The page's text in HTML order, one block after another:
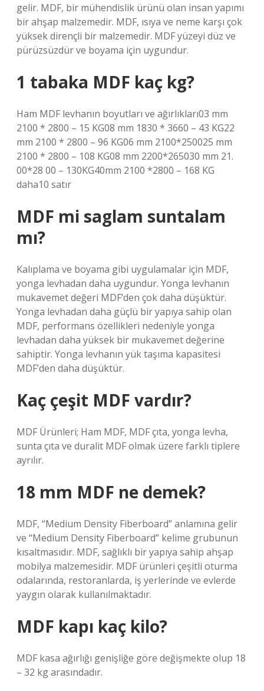
gelir. MDF, bir mühendislik ürünü olan insan yapımı
bir ahşap malzemedir. MDF, ısıya ve neme karşı çok
yüksek dirençli bir malzemedir. MDF yüzeyi düz ve
pürüzsüzdür ve boyama için uygundur.
1 tabaka MDF kaç kg?
Ham MDF levhanın boyutları ve ağırlıkları03 mm
2100 * 2800 – 15 KG08 mm 1830 * 3660 – 43 KG22
mm 2100 * 2800 – 96 KG06 mm 2100*250025 mm
2100 * 2800 – 108 KG08 mm 2200*265030 mm 21.
00*28 00 – 130KG40mm 2100 *2800 – 168 KG
daha10 satır
MDF mi saglam suntalam
mı?
Kalıplama ve boyama gibi uygulamalar için MDF,
yonga levhadan daha uygundur. Yonga levhanın
mukavemet değeri MDF’den çok daha düşüktür.
Yonga levhadan daha güçlü bir yapıya sahip olan
MDF, performans özellikleri nedeniyle yonga
levhadan daha yüksek bir mukavemet değerine
sahiptir. Yonga levhanın yük taşıma kapasitesi
MDF’den daha düşüktür.
Kaç çeşit MDF vardır?
MDF Ürünleri; Ham MDF, MDF çıta, yonga levha,
sunta çıta ve duralit MDF olmak üzere farklı tiplere
ayrılır.
18 mm MDF ne demek?
MDF, “Medium Density Fiberboard” anlamına gelir
ve “Medium Density Fiberboard” kelime grubunun
kısaltmasıdır. MDF, sağlıklı bir yapıya sahip ahşap
mobilya malzemesidir. MDF ürünleri çeşitli oturma
odalarında, restoranlarda, iş yerlerinde ve evlerde
yaygın olarak kullanılmaktadır.
MDF kapı kaç kilo?
MDF kasa ağırlığı genişliğe göre değişmekte olup 18
– 32 kg arasındadır.